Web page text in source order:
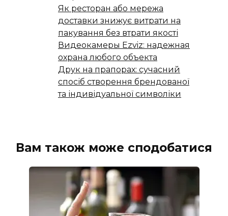
Як ресторан або мережа
доставки знижує витрати на
пакування без втрати якості
Видеокамеры Ezviz: надежная
охрана любого объекта
Друк на прапорах: сучасний
спосіб створення брендованої
та індивідуальної символіки
Вам також може сподобатися